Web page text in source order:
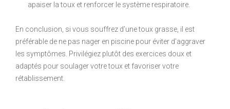
apaiser la toux et renforcer le système respiratoire.
En conclusion, si vous souffrez d’une toux grasse, il est
préférable de ne pas nager en piscine pour éviter d’aggraver
les symptômes. Privilégiez plutôt des exercices doux et
adaptés pour soulager votre toux et favoriser votre
rétablissement.